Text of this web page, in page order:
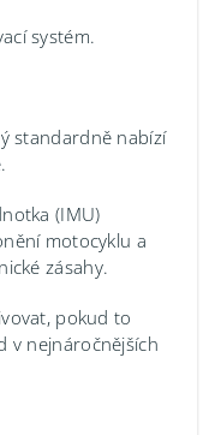
systém.
standardně nabízí
(IMU)
motocyklu a
zásahy.
pokud to
v nejnáročnějších